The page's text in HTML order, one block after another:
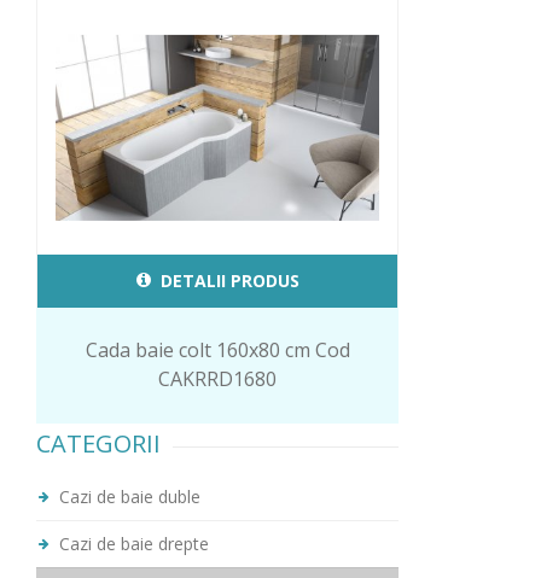
DETALII PRODUS
Cada baie colt 160x80 cm Cod
CAKRRD1680
CATEGORII
Cazi de baie duble
Cazi de baie drepte